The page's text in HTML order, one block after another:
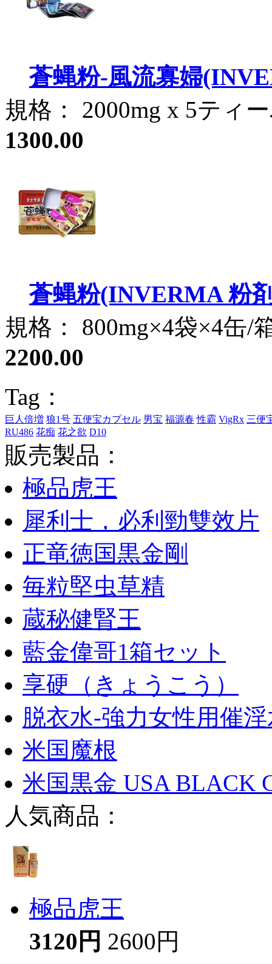
蒼蝿粉-風流寡婦
規格： 2000mg x 5ティ
1300.00
蒼蝿粉(INVERMA 粉
規格： 800mg×4袋×4缶/
2200.00
Tag：
巨人倍増 狼1号 五便宝カプセル 男宝 福源春 性霸 VigRx 三便
RU486 花痴 花之欲 D10
販売製品：
極品虎王
犀利士，必利勁雙效片
正竜徳国黒金剛
毎粒堅虫草精
蔵秘健腎王
藍金偉哥1箱セット
享硬（きょうこう）
脱衣水-強力女性用催
米国魔根
米国黒金 USA BLACK
人気商品：
極品虎王
3120円 2600円